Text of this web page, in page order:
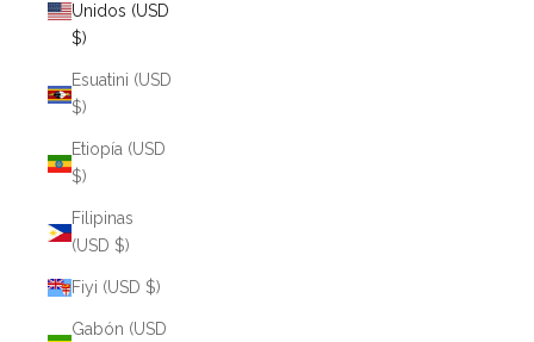
Unidos (USD
$)
Esuatini (USD
$)
Etiopía (USD
$)
Filipinas
(USD $)
Fiyi (USD $)
Gabón (USD